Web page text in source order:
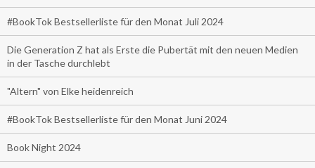
#BookTok Bestsellerliste für den Monat Juli 2024
Die Generation Z hat als Erste die Pubertät mit den neuen Medien
in der Tasche durchlebt
"Altern" von Elke heidenreich
#BookTok Bestsellerliste für den Monat Juni 2024
Book Night 2024